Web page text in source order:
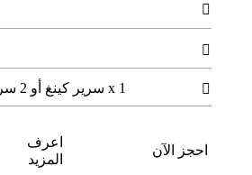


 1 x سرير كينغ أو 2 سريران منفصلان (توأم)
احجز الآن
اعرف
المزيد